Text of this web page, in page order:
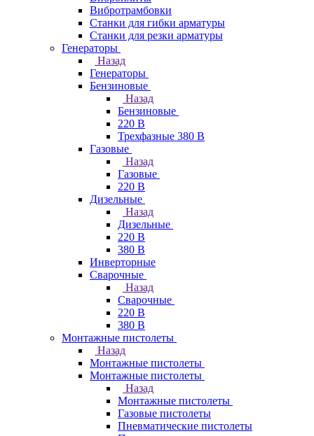
Вибротрамбовки
Станки для гибки арматуры
Станки для резки арматуры
Генераторы
Назад
Генераторы
Бензиновые
Назад
Бензиновые
220 В
Трехфазные 380 В
Газовые
Назад
Газовые
220 В
Дизельные
Назад
Дизельные
220 В
380 В
Инверторные
Сварочные
Назад
Сварочные
220 В
380 В
Монтажные пистолеты
Назад
Монтажные пистолеты
Монтажные пистолеты
Назад
Монтажные пистолеты
Газовые пистолеты
Пневматические пистолеты